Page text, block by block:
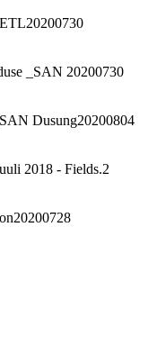
_SAN 20200730
Dusung20200804
2018 - Fields.2